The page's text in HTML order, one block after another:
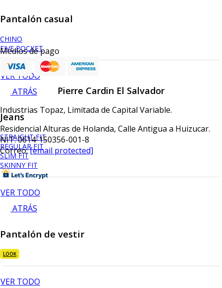
Pantalón casual
CHINO
FIVE POCKET
VER TODO
ATRÁS
Jeans
STRAIGHT FIT
REGULAR FIT
SLIM FIT
SKINNY FIT
VER TODO
ATRÁS
Pantalón de vestir
LOOK
VER TODO
Medios de pago
Pierre Cardin El Salvador
Industrias Topaz, Limitada de Capital Variable.
Residencial Alturas de Holanda, Calle Antigua a Huizucar.
NIT: 0614-150356-001-8
Correo:[email protected]